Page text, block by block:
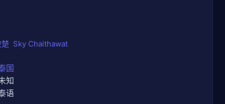
Sky Chaithawat
国
知
语